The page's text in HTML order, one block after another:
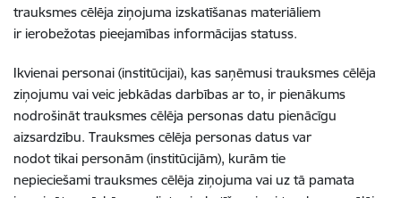
trauksmes cēlēja ziņojuma izskatīšanas materiāliem
ir ierobežotas pieejamības informācijas statuss.
Ikvienai personai (institūcijai), kas saņēmusi trauksmes cēlēja
ziņojumu vai veic jebkādas darbības ar to, ir pienākums
nodrošināt trauksmes cēlēja personas datu pienācīgu
aizsardzību. Trauksmes cēlēja personas datus var
nodot tikai personām (institūcijām), kurām tie
nepieciešami trauksmes cēlēja ziņojuma vai uz tā pamata